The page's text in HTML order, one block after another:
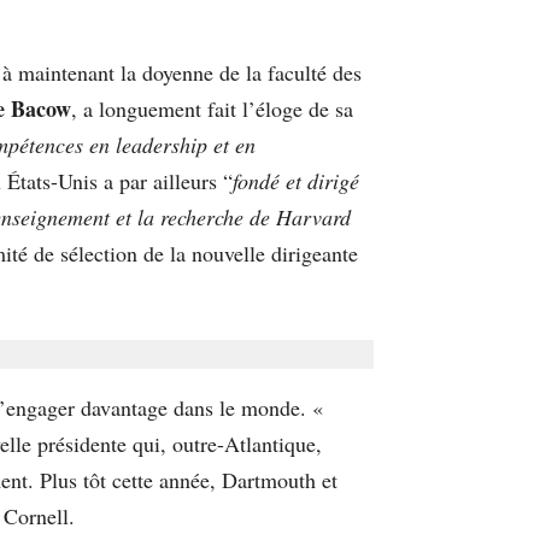
maintenant la doyenne de la faculté des
Bacow, a longuement fait l’éloge de sa
en leadership et en
Unis a par ailleurs “fondé et dirigé
et la recherche de Harvard
de sélection de la nouvelle dirigeante
davantage dans le monde. «
présidente qui, outre-Atlantique,
Plus tôt cette année, Dartmouth et